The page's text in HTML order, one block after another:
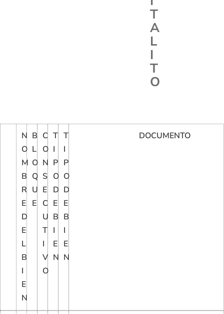
T
A
L
I
T
O
N
O
M
B
R
E
D
E
L
B
I
E
N
B
L
O
Q
U
E
C
O
N
S
E
C
U
T
I
V
O
T
I
P
O
D
E
B
I
E
N
T
I
P
O
D
E
B
I
E
N
DOCUMENTO